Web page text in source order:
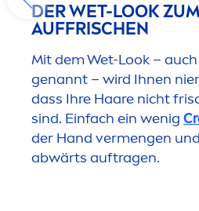
DER WET-LOOK
AUFFRISCHEN
Mit dem Wet-Look –
genannt – wird Ihnen
dass Ihre Haare nicht
sind. Einfach ein wenig
der Hand vermengen
abwärts auftragen.